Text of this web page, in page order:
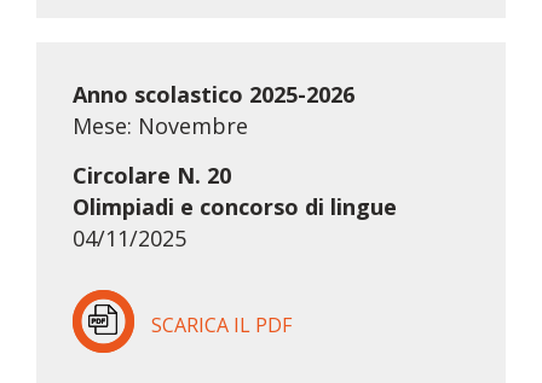
Anno scolastico 2025-2026
Mese: Novembre
Circolare N. 20
Olimpiadi e concorso di lingue
04/11/2025
SCARICA IL PDF